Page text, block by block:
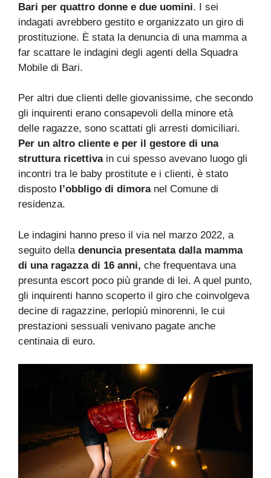
Bari per quattro donne e due uomini. I sei
indagati avrebbero gestito e organizzato un giro di
prostituzione. È stata la denuncia di una mamma a
far scattare le indagini degli agenti della Squadra
Mobile di Bari.
Per altri due clienti delle giovanissime, che secondo
gli inquirenti erano consapevoli della minore età
delle ragazze, sono scattati gli arresti domiciliari.
Per un altro cliente e per il gestore di una
struttura ricettivain cui spesso avevano luogo gli
incontri tra le baby prostitute e i clienti, è stato
disposto l’obbligo di dimoranel Comune di
residenza.
Le indagini hanno preso il via nel marzo 2022, a
seguito delladenuncia presentata dalla mamma
di una ragazza di 16 anni, che frequentava una
presunta escort poco più grande di lei. A quel punto,
gli inquirenti hanno scoperto il giro che coinvolgeva
decine di ragazzine, perlopiù minorenni, le cui
prestazioni sessuali venivano pagate anche
centinaia di euro.